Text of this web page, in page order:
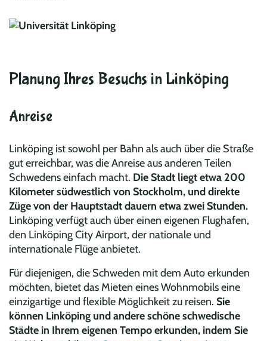
Planung Ihres Besuchs in Linköping
Anreise
Linköping ist sowohl per Bahn als auch über die Straße
gut erreichbar, was die Anreise aus anderen Teilen
Schwedens einfach macht. Die Stadt liegt etwa 200
Kilometer südwestlich von Stockholm, und direkte
Züge von der Hauptstadt dauern etwa zwei Stunden.
Linköping verfügt auch über einen eigenen Flughafen,
den Linköping City Airport, der nationale und
internationale Flüge anbietet.
Für diejenigen, die Schweden mit dem Auto erkunden
möchten, bietet das Mieten eines Wohnmobils eine
einzigartige und flexible Möglichkeit zu reisen. Sie
können Linköping und andere schöne schwedische
Städte in Ihrem eigenen Tempo erkunden, indem Sie